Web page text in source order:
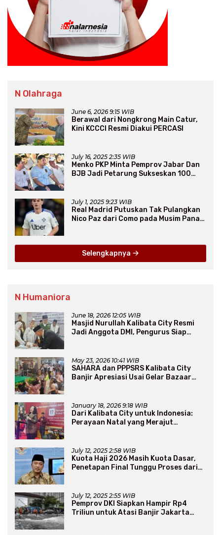
N Olahraga
June 6, 2026 9:15 WIB
Berawal dari Nongkrong Main Catur,
Kini KCCCI Resmi Diakui PERCASI
July 16, 2025 2:35 WIB
Menko PKP Minta Pemprov Jabar Dan
BJB Jadi Petarung Sukseskan 100
July 1, 2025 9:23 WIB
Real Madrid Putuskan Tak Pulangkan
Nico Paz dari Como pada Musim Panas
Selengkapnya
N Humaniora
June 18, 2026 12:05 WIB
Masjid Nurullah Kalibata City Resmi
Jadi Anggota DMI, Pengurus Siap
May 23, 2026 10:41 WIB
SAHARA dan PPPSRS Kalibata City
Banjir Apresiasi Usai Gelar Bazaar
January 18, 2026 9:18 WIB
Dari Kalibata City untuk Indonesia:
Perayaan Natal yang Merajut
July 12, 2025 2:58 WIB
Kuota Haji 2026 Masih Kuota Dasar,
Penetapan Final Tunggu Proses dari
July 12, 2025 2:55 WIB
Pemprov DKI Siapkan Hampir Rp4
Triliun untuk Atasi Banjir Jakarta